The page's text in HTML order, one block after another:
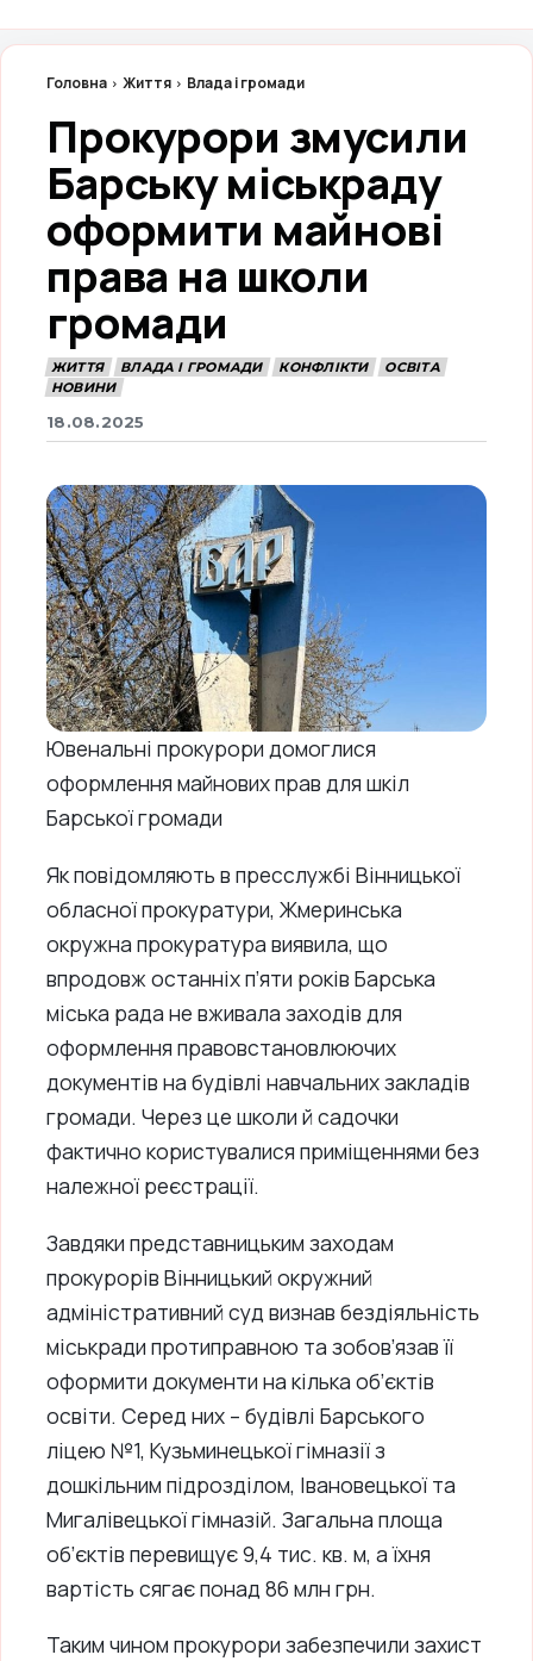
Головна Життя Влада і громади
Прокурори змусили
Барську міськраду
оформити майнові
права на школи
громади
ЖИТТЯ ВЛАДА І ГРОМАДИ КОНФЛІКТИ
ОСВІТА
НОВИНИ
18.08.2025
Ювенальні прокурори домоглися
оформлення майнових прав для шкіл
Барської громади
Як повідомляють в пресслужбі Вінницької
обласної прокуратури, Жмеринська
окружна прокуратура виявила, що
впродовж останніх п’яти років Барська
міська рада не вживала заходів для
оформлення правовстановлюючих
документів на будівлі навчальних закладів
громади. Через це школи й садочки
фактично користувалися приміщеннями без
належної реєстрації.
Завдяки представницьким заходам
прокурорів Вінницький окружний
адміністративний суд визнав бездіяльність
міськради протиправною та зобов’язав її
оформити документи на кілька об’єктів
освіти. Серед них – будівлі Барського
ліцею №1, Кузьминецької гімназії з
дошкільним підрозділом, Івановецької та
Мигалівецької гімназій. Загальна площа
об’єктів перевищує 9,4 тис. кв. м, а їхня
вартість сягає понад 86 млн грн.
Таким чином прокурори забезпечили захист